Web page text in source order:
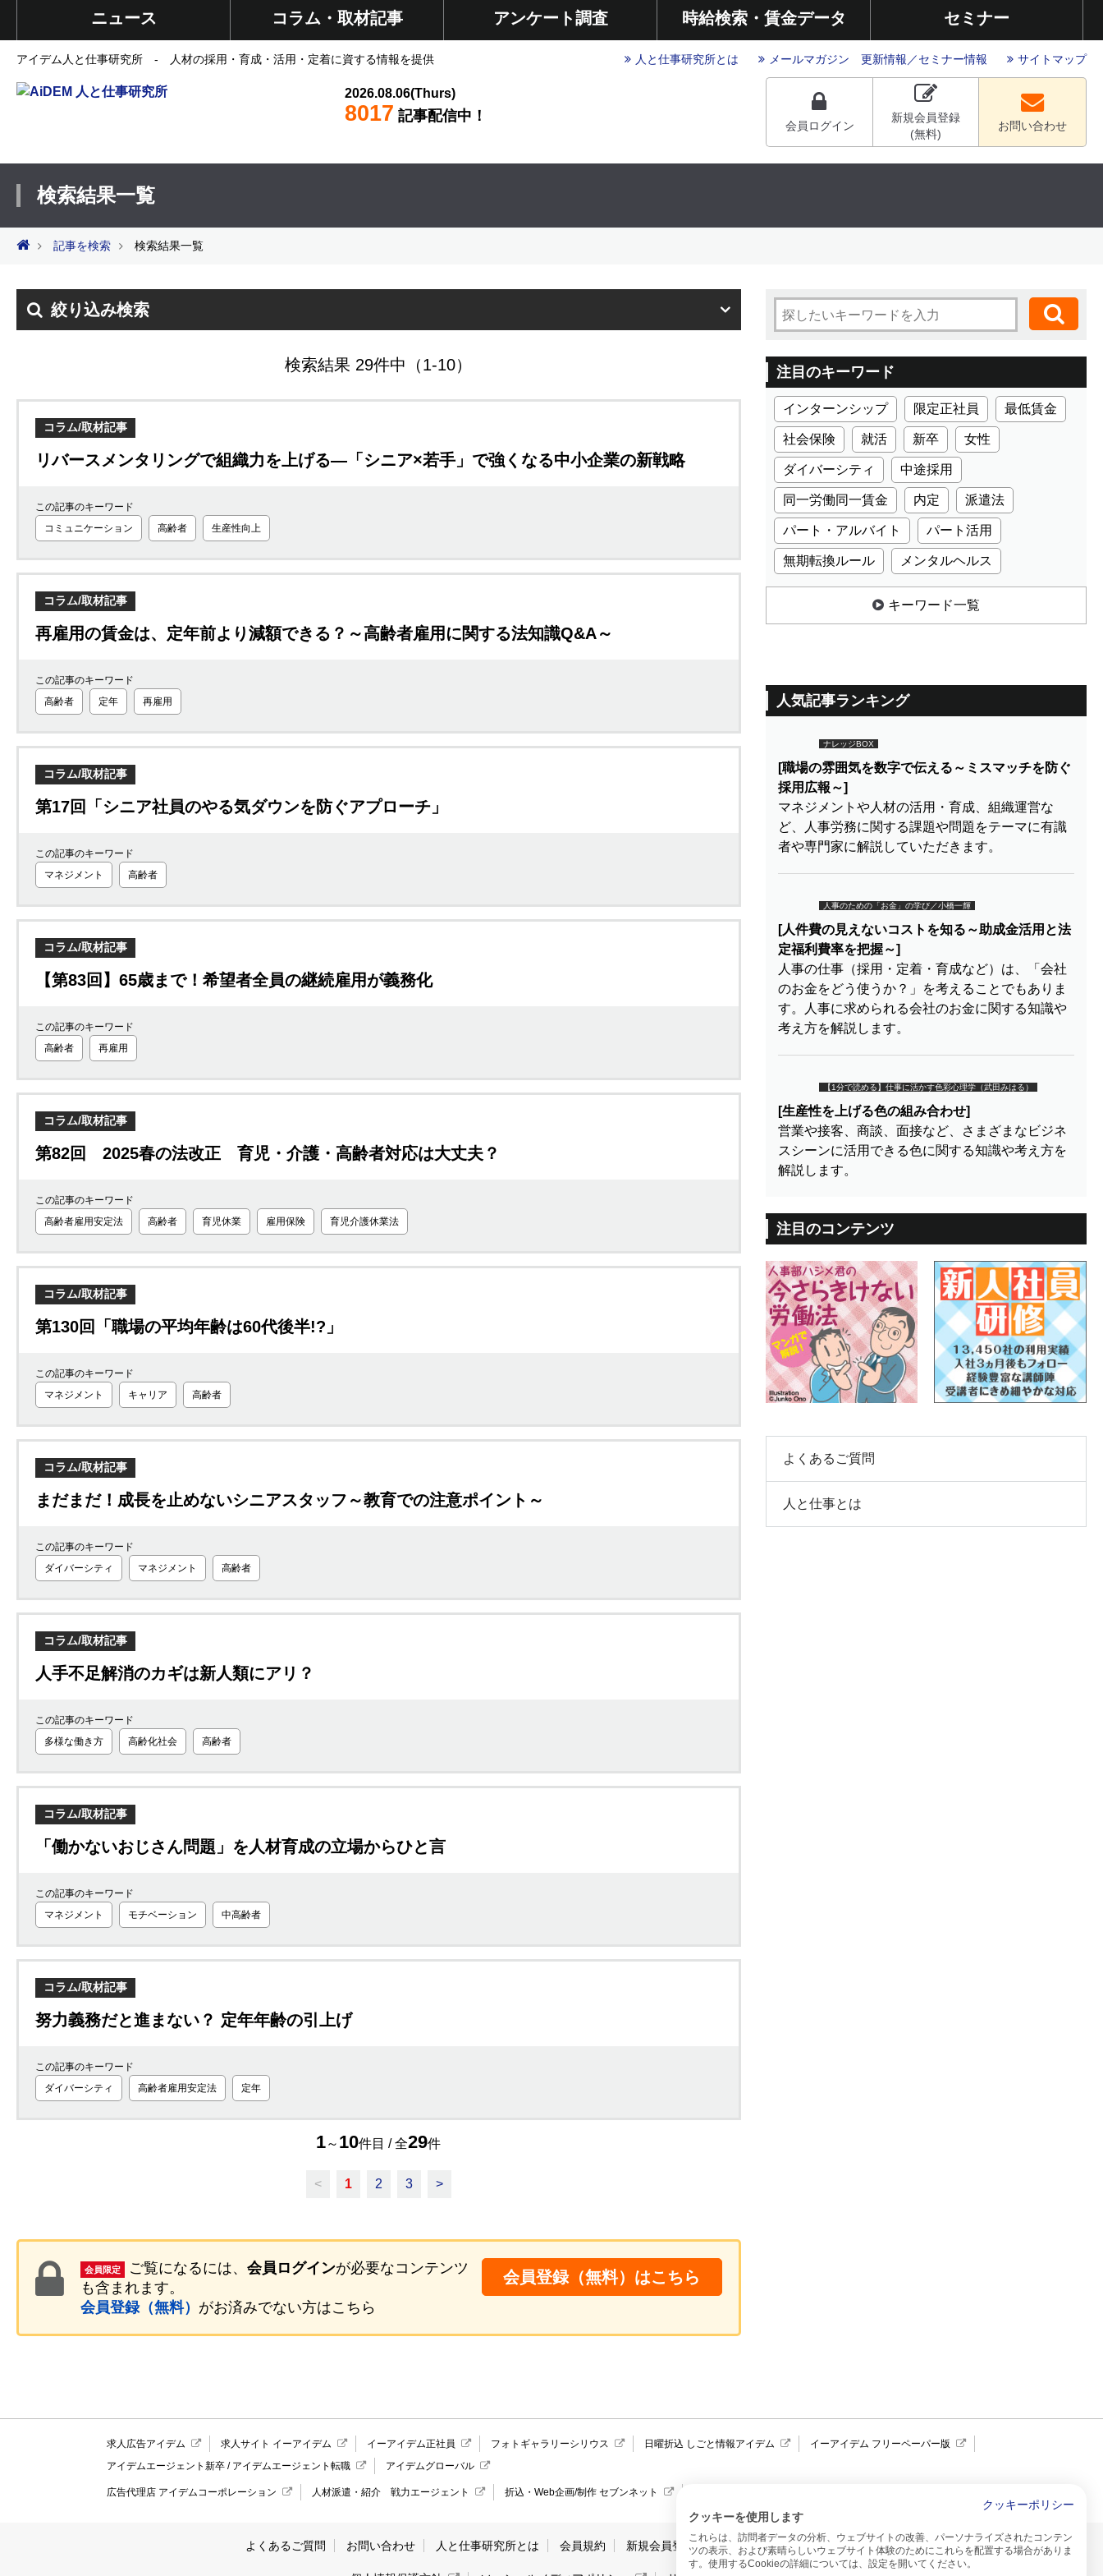
ニュース コラム・取材記事 アンケート調査 時給検索・賃金データ セミナー
アイデム人と仕事研究所 - 人材の採用・育成・活用・定着に資する情報を提供 人と仕事研究所とは メールマガジン 更新情報 ／セミナー情報 サイトマップ
2026.08.06(Thurs)
8017 記事配信中！
会員ログイン
新規会員登録
(無料)
お問い合わせ
検索結果一覧
記事を検索 検索結果一覧
絞り込み検索
検索結果 29件中（1-10）
コラム/取材記事
リバースメンタリングで組織力を上げる―「シニア×若手」で強くなる中小企業の新戦略
この記事のキーワード
コミュニケーション
高齢者 生産性向上
コラム/取材記事
再雇用の賃金は、定年前より減額できる？～高齢者雇用に関する法知識Q&A～
この記事のキーワード
高齢者
定年 再雇用
コラム/取材記事
第17回「シニア社員のやる気ダウンを防ぐアプローチ」
この記事のキーワード
マネジメント
高齢者
コラム/取材記事
【第83回】65歳まで！希望者全員の継続雇用が義務化
この記事のキーワード
高齢者
再雇用
コラム/取材記事
第82回 2025春の法改正 育児・介護・高齢者対応は大丈夫？
この記事のキーワード
高齢者雇用安定法
高齢者 育児休業 雇用保険 育児介護休業法
コラム/取材記事
第130回「職場の平均年齢は60代後半!?」
この記事のキーワード
マネジメント
キャリア 高齢者
コラム/取材記事
まだまだ！成長を止めないシニアスタッフ～教育での注意ポイント～
この記事のキーワード
ダイバーシティ
マネジメント 高齢者
コラム/取材記事
人手不足解消のカギは新人類にアリ？
この記事のキーワード
多様な働き方
高齢化社会 高齢者
コラム/取材記事
「働かないおじさん問題」を人材育成の立場からひと言
この記事のキーワード
マネジメント
モチベーション 中高齢者
コラム/取材記事
努力義務だと進まない？ 定年年齢の引上げ
この記事のキーワード
ダイバーシティ
高齢者雇用安定法 定年
1～ 10件目 / 全29件
< 1 2 3 >
会員限定 ご覧になるには、 会員ログインが必要なコンテンツ
も含まれます。
会員登録（無料） がお済みでない方はこちら
会員登録（無料）はこちら
注目のキーワード
インターンシップ 限定正社員 最低賃金
社会保険 就活 新卒 女性
ダイバーシティ 中途採用
同一労働同一賃金 内定 派遣法
パート・アルバイト パート活用
無期転換ルール メンタルヘルス
キーワード一覧
人気記事ランキング
ナレッジBOX
[職場の雰囲気を数字で伝える～ミスマッチを防ぐ
採用広報～]
マネジメントや人材の活用・育成、組織運営な
ど、人事労務に関する課題や問題をテーマに有識
者や専門家に解説していただきます。
人事のための「お金」の学び／小橋一輝
[人件費の見えないコストを知る～助成金活用と法
定福利費率を把握～]
人事の仕事（採用・定着・育成など）は、「会社
のお金をどう使うか？」を考えることでもありま
す。人事に求められる会社のお金に関する知識や
考え方を解説します。
【1分で読める】仕事に活かす色彩心理学（武田みはる）
[生産性を上げる色の組み合わせ]
営業や接客、商談、面接など、さまざまなビジネ
スシーンに活用できる色に関する知識や考え方を
解説します。
注目のコンテンツ
よくあるご質問
人と仕事とは
求人広告アイデム 求人サイト イーアイデム イーアイデム正社員 フォトギャラリーシリウス 日曜折込 しごと情報アイデム
イーアイデム フリーペーパー版
アイデムエージェント新卒 / アイデムエージェント転職 アイデムグローバル
広告代理店 アイデムコーポレーション 人材派遣・紹介 戦力エージェント 折込・Web企画/制作 セブンネット
よくあるご質問 お問い合わせ 人と仕事研究所とは 会員規約 新規会員登録 サイトのご利用について
クッキーポリシー
クッキーを使用します
これらは、訪問者データの分析、ウェブサイトの改善、パーソナライズされたコンテン
ツの表示、および素晴らしいウェブサイト体験のためにこれらを配置する場合がありま
す。使用するCookieの詳細については、設定を開いてください。